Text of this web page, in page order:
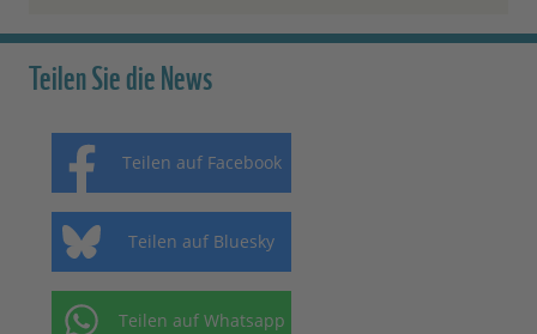
Teilen Sie die News
Teilen auf Facebook
Teilen auf Bluesky
Teilen auf Whatsapp